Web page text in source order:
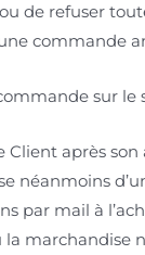
de refuser
commande
sur le
après
néanmoins
par mail à
la marchandise